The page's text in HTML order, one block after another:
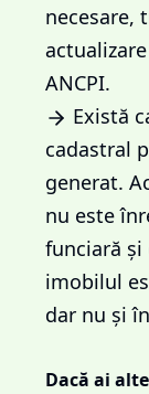
necesare,
ANCPI.
Există
cadastral
generat.
nu este
funciară
imobilul
dar nu și
Dacă ai